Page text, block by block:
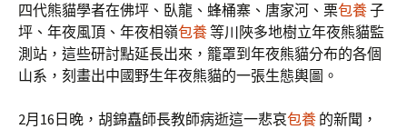
四代熊貓學者在佛坪、臥龍、蜂桶寨、唐家河、栗包養子
坪、年夜風頂、年夜相嶺包養等川陜多地樹立年夜熊貓監
測站，這些研討點延長出來，籠罩到年夜熊貓分布的各個
山系，刻畫出中國野生年夜熊貓的一張生態輿圖。
2月16日晚，胡錦矗師長教師病逝這一悲哀包養 的新聞，